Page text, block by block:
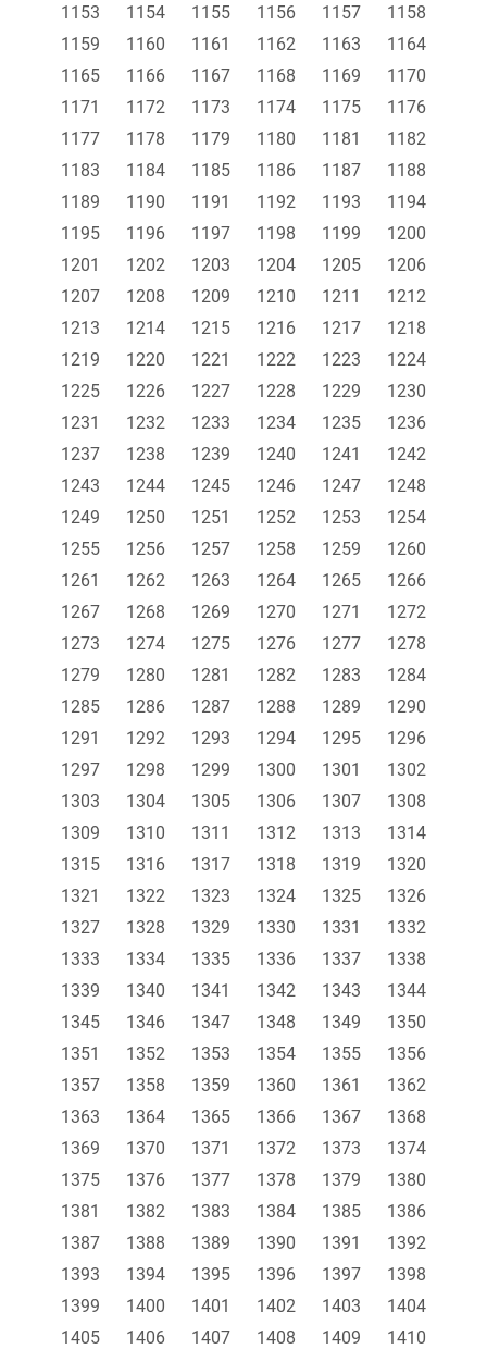
1153 1154 1155 1156 1157
1158
1159
1160 1161 1162 1163
1164
1165
1166 1167 1168 1169
1170
1171
1172 1173 1174 1175
1176
1177
1178 1179 1180 1181
1182
1183
1184 1185 1186 1187
1188
1189
1190 1191 1192 1193
1194
1195
1196 1197 1198 1199
1200
1201
1202 1203 1204 1205
1206
1207
1208 1209 1210 1211
1212
1213
1214 1215 1216 1217
1218
1219
1220 1221 1222 1223
1224
1225
1226 1227 1228 1229
1230
1231
1232 1233 1234 1235
1236
1237
1238 1239 1240 1241
1242
1243
1244 1245 1246 1247
1248
1249
1250 1251 1252 1253
1254
1255
1256 1257 1258 1259
1260
1261
1262 1263 1264 1265
1266
1267
1268 1269 1270 1271
1272
1273
1274 1275 1276 1277
1278
1279
1280 1281 1282 1283
1284
1285
1286 1287 1288 1289
1290
1291
1292 1293 1294 1295
1296
1297
1298 1299 1300 1301
1302
1303
1304 1305 1306 1307
1308
1309
1310 1311 1312 1313
1314
1315
1316 1317 1318 1319
1320
1321
1322 1323 1324 1325
1326
1327
1328 1329 1330 1331
1332
1333
1334 1335 1336 1337
1338
1339
1340 1341 1342 1343
1344
1345
1346 1347 1348 1349
1350
1351
1352 1353 1354 1355
1356
1357
1358 1359 1360 1361
1362
1363
1364 1365 1366 1367
1368
1369
1370 1371 1372 1373
1374
1375
1376 1377 1378 1379
1380
1381
1382 1383 1384 1385
1386
1387
1388 1389 1390 1391
1392
1393
1394 1395 1396 1397
1398
1399
1400 1401 1402 1403
1404
1405
1406 1407 1408 1409
1410